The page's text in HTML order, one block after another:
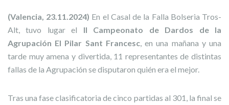
(Valencia, 23.11.2024) En el Casal de la Falla Bolseria Tros-
Alt, tuvo lugar el II Campeonato de Dardos de la
Agrupación El Pilar Sant Francesc, en una mañana y una
tarde muy amena y divertida, 11 representantes de distintas
fallas de la Agrupación se disputaron quién era el mejor.
Tras una fase clasificatoria de cinco partidas al 301, la final se